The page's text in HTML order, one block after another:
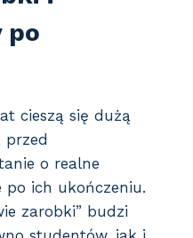
po
cieszą się dużą
przed
o realne
po ich ukończeniu.
zarobki” budzi